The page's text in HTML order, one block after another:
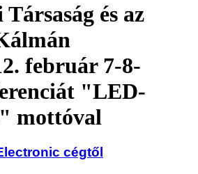
és az
február 7-8-
"LED-
mottóval
cégtől